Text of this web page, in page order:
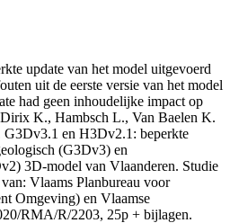
update van het model uitgevoerd
uit de eerste versie van het model
had geen inhoudelijke impact op
K., Hambsch L., Van Baelen K.
en H3Dv2.1: beperkte
(G3Dv3) en
3D-model van Vlaanderen. Studie
Vlaams Planbureau voor
Omgeving) en Vlaamse
RMA/R/2203, 25p + bijlagen.